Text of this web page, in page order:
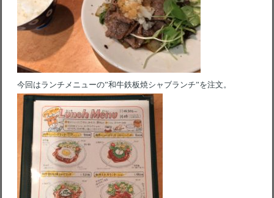
今回はランチメニューの”和牛鉄板焼シャブランチ”を注文。